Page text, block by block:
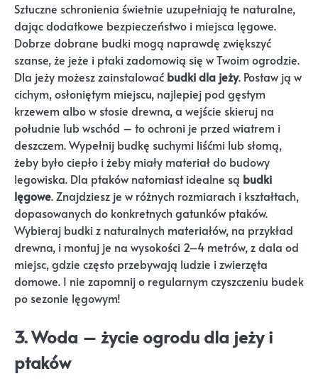
Sztuczne schronienia świetnie uzupełniają te naturalne,
dając dodatkowe bezpieczeństwo i miejsca lęgowe.
Dobrze dobrane budki mogą naprawdę zwiększyć
szanse, że jeże i ptaki zadomowią się w Twoim ogrodzie.
Dla jeży możesz zainstalować budki dla jeży. Postaw ją w
cichym, osłoniętym miejscu, najlepiej pod gęstym
krzewem albo w stosie drewna, a wejście skieruj na
południe lub wschód – to ochroni je przed wiatrem i
deszczem. Wypełnij budkę suchymi liśćmi lub słomą,
żeby było ciepło i żeby miały materiał do budowy
legowiska. Dla ptaków natomiast idealne są budki
lęgowe. Znajdziesz je w różnych rozmiarach i kształtach,
dopasowanych do konkretnych gatunków ptaków.
Wybieraj budki z naturalnych materiałów, na przykład
drewna, i montuj je na wysokości 2–4 metrów, z dala od
miejsc, gdzie często przebywają ludzie i zwierzęta
domowe. I nie zapomnij o regularnym czyszczeniu budek
po sezonie lęgowym!
3. Woda – życie ogrodu dla jeży i
ptaków